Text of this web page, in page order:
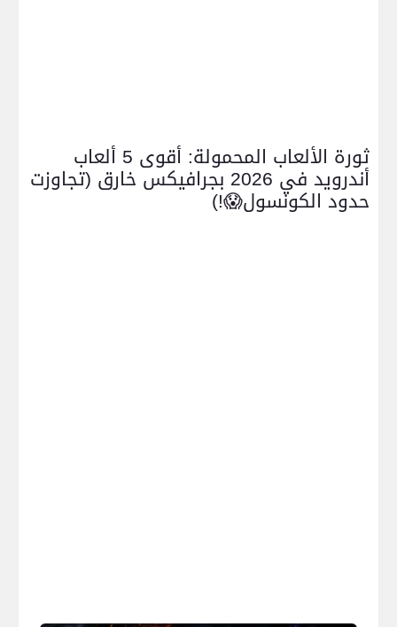
ثورة الألعاب المحمولة: أقوى 5 ألعاب
أندرويد في 2026 بجرافيكس خارق (تجاوزت
حدود الكونسول😱!)